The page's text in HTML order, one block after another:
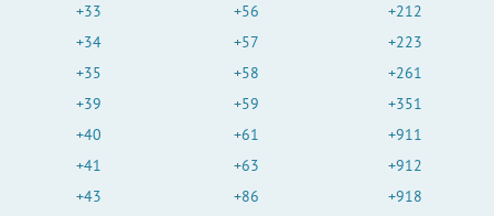
+33
+34
+35
+39
+40
+41
+43
+56
+57
+58
+59
+61
+63
+86
+212
+223
+261
+351
+911
+912
+918